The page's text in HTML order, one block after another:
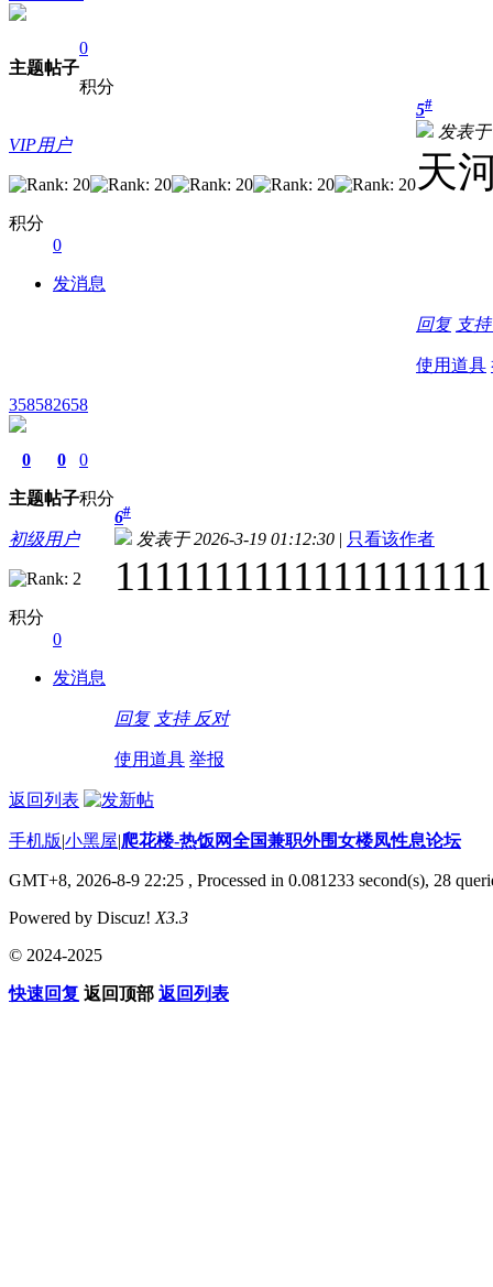
主题帖子
0
积分
VIP用户
积分
0
发消息
5#
发表于
天
回复 支
使用道具
358582658
0
主题
0
帖子
0
积分
初级用户
积分
0
发消息
6#
发表于 2026-3-19 01:12:30 | 只看该作者
回复 支持 反对
使用道具 举报
返回列表
手机版|小黑屋|爬花楼-热饭网全国兼职外围女楼凤性息论坛
GMT+8, 2026-8-9 22:25 , Processed in 0.081233 second(s), 28
Powered by Discuz! X3.3
© 2024-2025
快速回复 返回顶部 返回列表